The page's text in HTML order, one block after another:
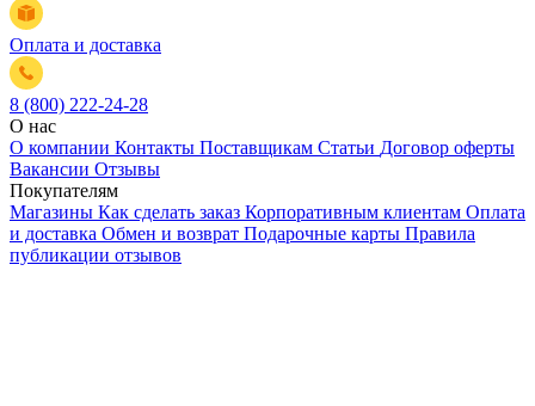
Оплата и доставка
8 (800) 222-24-28
О нас
О компании Контакты Поставщикам Статьи Договор оферты
Вакансии Отзывы
Покупателям
Магазины Как сделать заказ Корпоративным клиентам Оплата
и доставка Обмен и возврат Подарочные карты Правила
публикации отзывов